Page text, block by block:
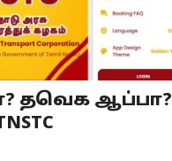
தவெக ஆப்பா?